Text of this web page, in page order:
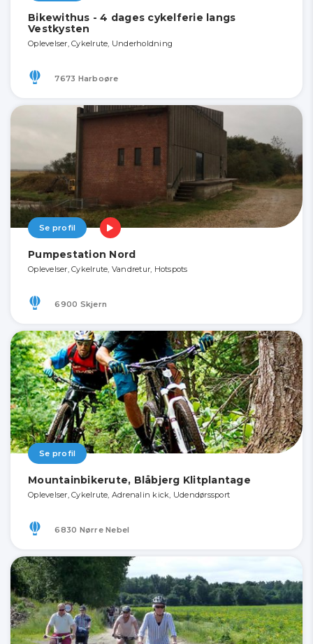
Bikewithus - 4 dages cykelferie langs
Vestkysten
Oplevelser, Cykelrute, Underholdning
7673 Harboøre
Se profil
Pumpestation Nord
Oplevelser, Cykelrute, Vandretur, Hotspots
6900 Skjern
Se profil
Mountainbikerute, Blåbjerg Klitplantage
Oplevelser, Cykelrute, Adrenalin kick, Udendørssport
6830 Nørre Nebel